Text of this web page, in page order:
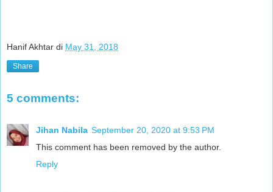
Hanif Akhtar di May 31, 2018
Share
5 comments:
Jihan Nabila September 20, 2020 at 9:53 PM
This comment has been removed by the author.
Reply